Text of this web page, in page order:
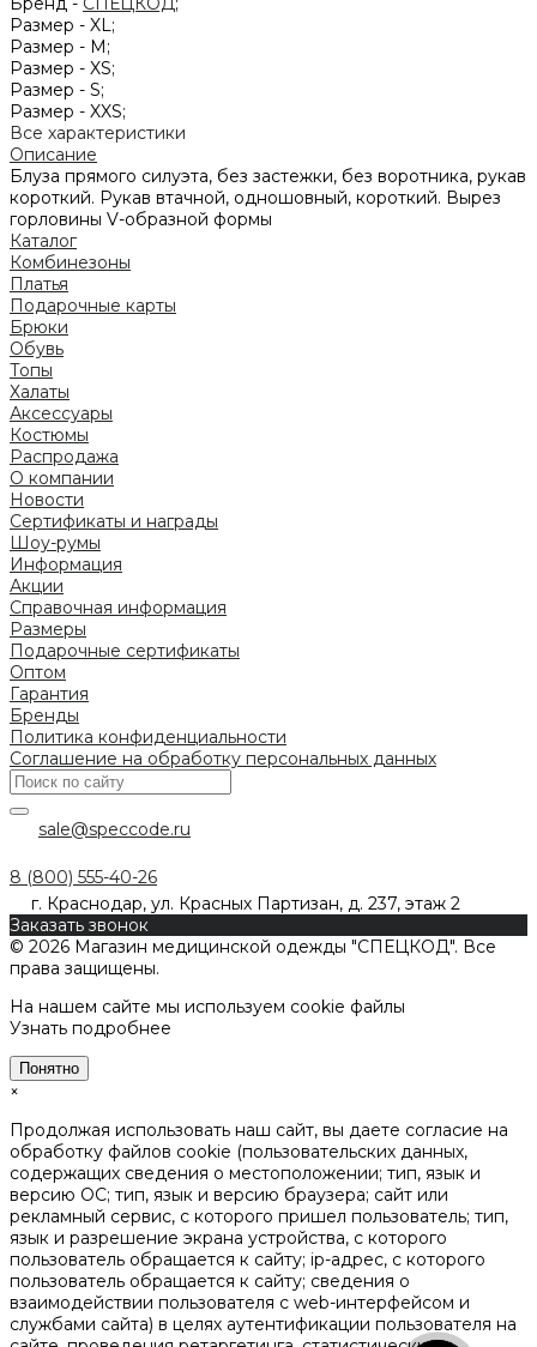
Размер - XL;
Размер - M;
Размер - XS;
Размер - S;
Размер - XXS;
Все характеристики
Описание
Блуза прямого силуэта, без застежки, без воротника, рукав
короткий. Рукав втачной, одношовный, короткий. Вырез
горловины V-образной формы
Каталог
Комбинезоны
Платья
Подарочные карты
Брюки
Обувь
Топы
Халаты
Аксессуары
Костюмы
Распродажа
О компании
Новости
Сертификаты и награды
Шоу-румы
Информация
Акции
Справочная информация
Размеры
Подарочные сертификаты
Оптом
Гарантия
Бренды
Политика конфиденциальности
Соглашение на обработку персональных данных
sale@speccode.ru
8 (800) 555-40-26
г. Краснодар, ул. Красных Партизан, д. 237, этаж 2
Заказать звонок
© 2026 Магазин медицинской одежды "СПЕЦКОД". Все
права защищены.
На нашем сайте мы используем cookie файлы
Узнать подробнее
Понятно
×
Продолжая использовать наш сайт, вы даете согласие на
обработку файлов cookie (пользовательских данных,
содержащих сведения о местоположении; тип, язык и
версию ОС; тип, язык и версию браузера; сайт или
рекламный сервис, с которого пришел пользователь; тип,
язык и разрешение экрана устройства, с которого
пользователь обращается к сайту; ip-адрес, с которого
пользователь обращается к сайту; сведения о
взаимодействии пользователя с web-интерфейсом и
службами сайта) в целях аутентификации пользователя на